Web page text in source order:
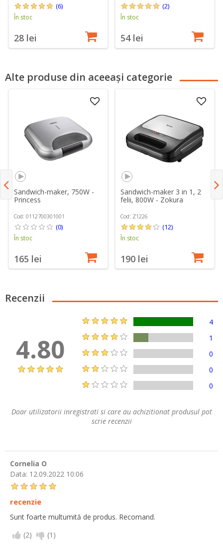
(6)
În stoc
28 lei
(2)
În stoc
54 lei
Alte produse din aceeași categorie
Sandwich-maker, 750W -
Princess
Cod: 0112700301001
(0)
În stoc
165 lei
Sandwich-maker 3 in 1, 2
felii, 800W - Zokura
Cod: Z1226
(12)
În stoc
190 lei
Recenzii
4.80
4
1
0
0
0
Doar utilizatorii inregistrati si care au achizitionat produsul pot
scrie recenzii
Cornelia O
Data: 12.09.2022 10:06
recenzie
Sunt foarte multumită de produs. Recomand.
(2) (1 )